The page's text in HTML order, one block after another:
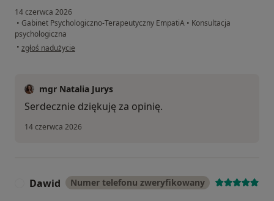
14 czerwca 2026
• Gabinet Psychologiczno-Terapeutyczny EmpatiA • Konsultacja
psychologiczna
• w opinii użytkownika PMT
zgłoś nadużycie
mgr Natalia Jurys
Serdecznie dziękuję za opinię.
14 czerwca 2026
Dawid Numer telefonu zweryfikowany